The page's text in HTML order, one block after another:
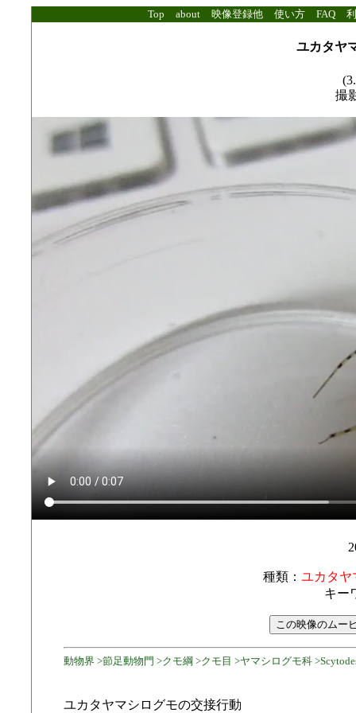
Top about 映像登録他 使い方 FAQ
ユカタヤ
撮
種類： ユカタヤ
キー
動物界 >節足動物門 >クモ綱 >クモ目 >ヤマシログモ科
ユカタヤマシログモの交接行動